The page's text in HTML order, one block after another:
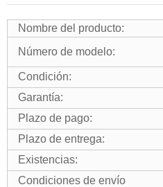
Nombre del producto:
Número de modelo:
Condición:
Garantía:
Plazo de pago:
Plazo de entrega:
Existencias:
Condiciones de envío